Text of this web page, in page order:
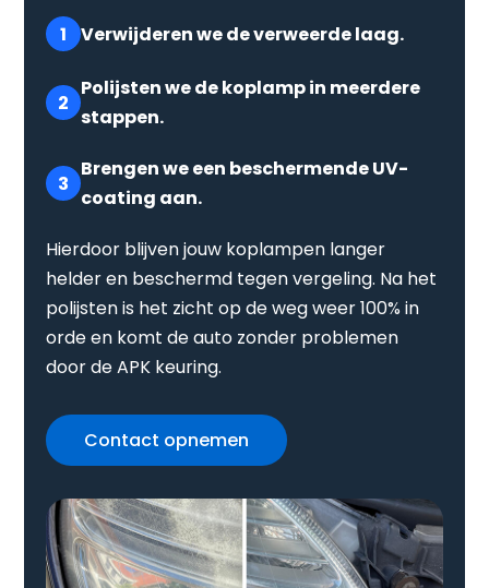
1 Verwijderen we de verweerde laag.
2
Polijsten we de koplamp in meerdere
stappen.
3
Brengen we een beschermende UV-
coating aan.
Hierdoor blijven jouw koplampen langer
helder en beschermd tegen vergeling. Na het
polijsten is het zicht op de weg weer 100% in
orde en komt de auto zonder problemen
door de APK keuring.
Contact opnemen